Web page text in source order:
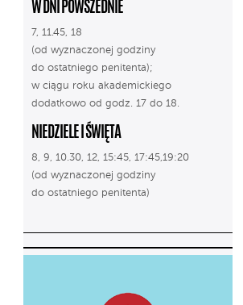
W DNI POWSZEDNIE
7, 11.45, 18
(od wyznaczonej godziny
do ostatniego penitenta);
w ciągu roku akademickiego
dodatkowo od godz. 17 do 18.
NIEDZIELE I ŚWIĘTA
8, 9, 10.30, 12, 15:45, 17:45,19:20
(od wyznaczonej godziny
do ostatniego penitenta)